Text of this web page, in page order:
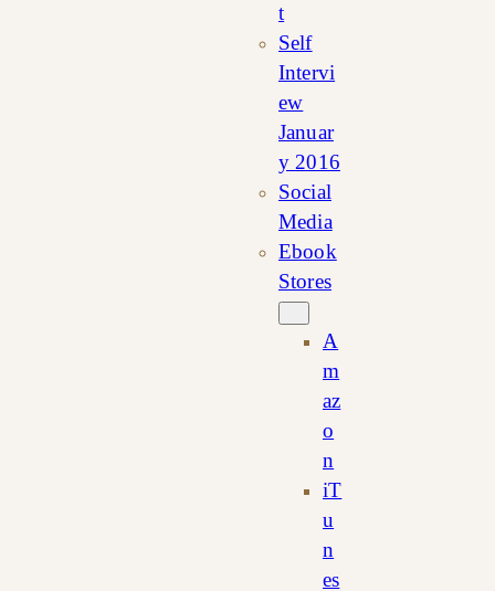
t
Self
Intervi
ew
Januar
y 2016
Social
Media
Ebook
Stores
A
m
az
o
n
iT
u
n
es